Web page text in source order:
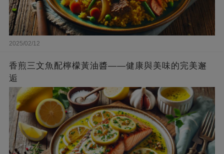
2025/02/12
香煎三文魚配檸檬黃油醬——健康與美味的完美邂
逅